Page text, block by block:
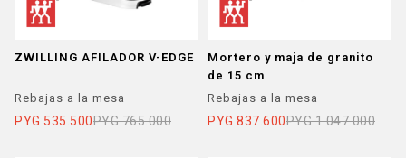
ZWILLING AFILADOR V-EDGE
Rebajas a la mesa
PYG 535.500PYG 765.000
Mortero y maja de granito
de 15 cm
Rebajas a la mesa
PYG 837.600PYG 1.047.000